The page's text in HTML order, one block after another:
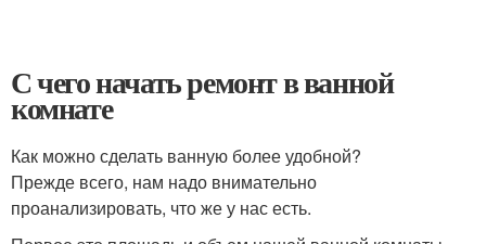
С чего начать ремонт в ванной
комнате
Как можно сделать ванную более удобной?
Прежде всего, нам надо внимательно
проанализировать, что же у нас есть.